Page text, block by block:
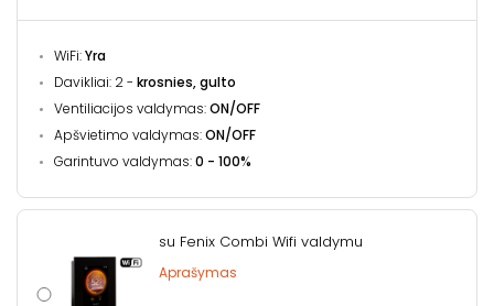
WiFi:Yra
Davikliai: 2 - krosnies, gulto
Ventiliacijos valdymas:ON/OFF
Apšvietimo valdymas:ON/OFF
Garintuvo valdymas:0 - 100%
su Fenix Combi Wifi valdymu
Aprašymas